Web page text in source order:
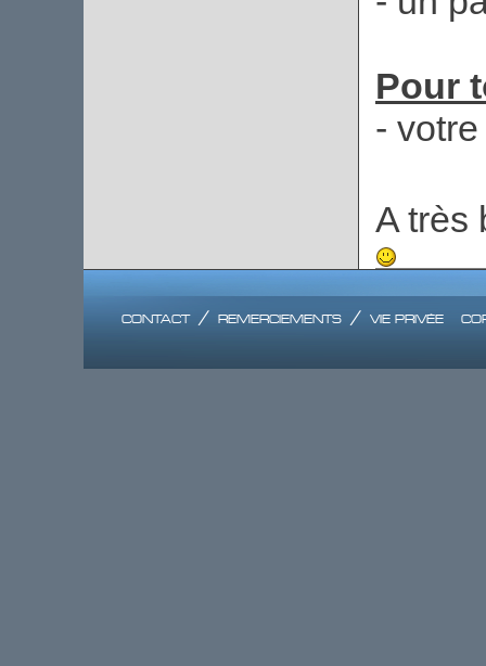
Pour
-
A très
contact/ remerciements / vie privée